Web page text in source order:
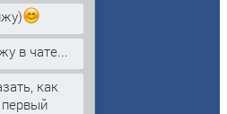
в чате...
как
первый